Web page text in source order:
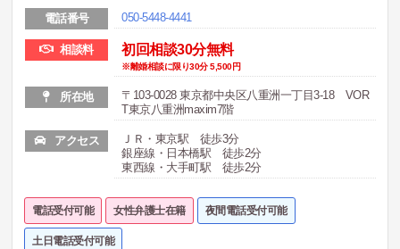
電話番号 050-5448-4441
相談料 初回相談30分無料
※離婚相談に限り30分 5,500円
所在地
〒103-0028 東京都中央区八重洲一丁目3-18 VOR
T東京八重洲maxim7階
アクセス
ＪＲ・東京駅 徒歩3分
銀座線・日本橋駅 徒歩2分
東西線・大手町駅 徒歩2分
電話受付可能 女性弁護士在籍 夜間電話受付可能
土日電話受付可能